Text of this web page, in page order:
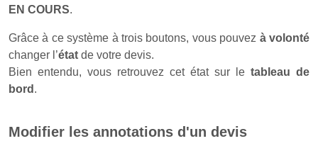
EN COURS.
Grâce à ce système à trois boutons, vous pouvez à volonté
changer l’état de votre devis.
Bien entendu, vous retrouvez cet état sur le tableau de
bord .
Modifier les annotations d'un devis